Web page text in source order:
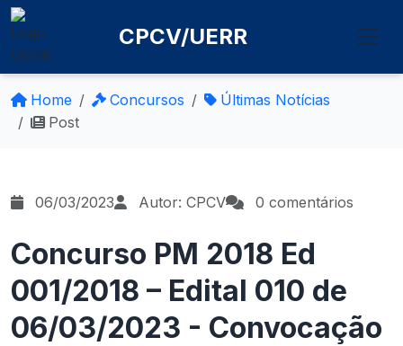
CPCV/UERR
Home Concursos
Últimas Notícias
Post
06/03/2023 Autor: CPCV 0 comentários
Concurso PM 2018 Ed
001/2018 – Edital 010 de
06/03/2023 - Convocação